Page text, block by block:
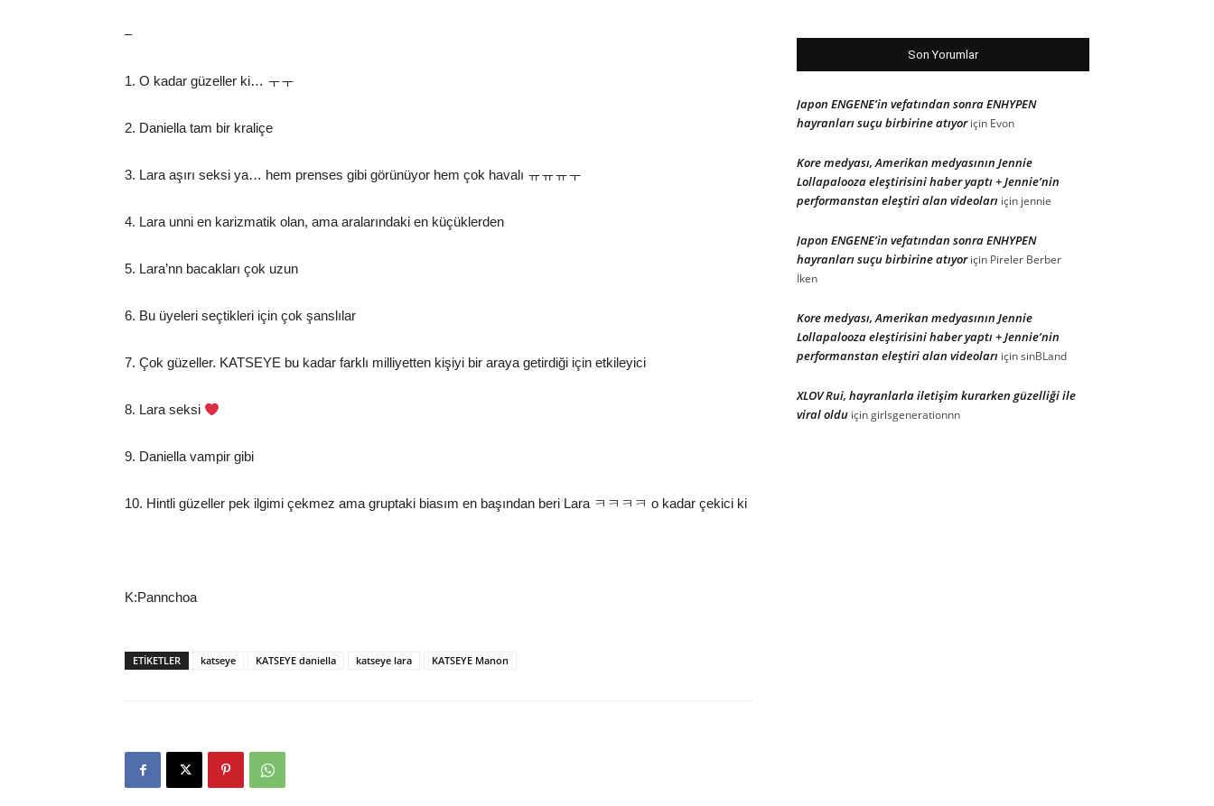
–
1. O kadar güzeller ki… ㅜㅜ
2. Daniella tam bir kraliçe
3. Lara aşırı seksi ya… hem prenses gibi görünüyor hem çok havalı ㅠㅠㅠㅜ
4. Lara unni en karizmatik olan, ama aralarındaki en küçüklerden
5. Lara’nn bacakları çok uzun
6. Bu üyeleri seçtikleri için çok şanslılar
7. Çok güzeller. KATSEYE bu kadar farklı milliyetten kişiyi bir araya getirdiği için etkileyici
8. Lara seksi
9. Daniella vampir gibi
10. Hintli güzeller pek ilgimi çekmez ama gruptaki biasım en başından beri Lara ㅋㅋㅋㅋ o kadar çekici ki
K:Pannchoa
ETIKETLER katseye KATSEYE daniella katseye lara KATSEYE Manon
Son Yorumlar
Japon ENGENE’in vefatından sonra ENHYPEN
hayranları suçu birbirine atıyoriçin Evon
Kore medyası, Amerikan medyasının Jennie
Lollapalooza eleştirisini haber yaptı + Jennie’nin
performanstan eleştiri alan videoları için jennie
Japon ENGENE’in vefatından sonra ENHYPEN
hayranları suçu birbirine atıyoriçin Pireler Berber
İken
Kore medyası, Amerikan medyasının Jennie
Lollapalooza eleştirisini haber yaptı + Jennie’nin
performanstan eleştiri alan videoları içinsinBLand
XLOV Rui, hayranlarla iletişim kurarken güzelliği ile
viral oldu içingirlsgenerationnn